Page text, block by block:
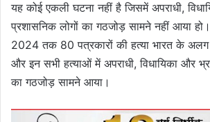
यह कोई एकली घटना नहीं है जिसमें अपराधी,
प्रशासनिक लोगों का गठजोड़ सामने नहीं आया
2024 तक 80 पत्रकारों की हत्या भारत के अलग
और इन सभी हत्याओं में अपराधी, विधायिका और
का गठजोड़ सामने आया।